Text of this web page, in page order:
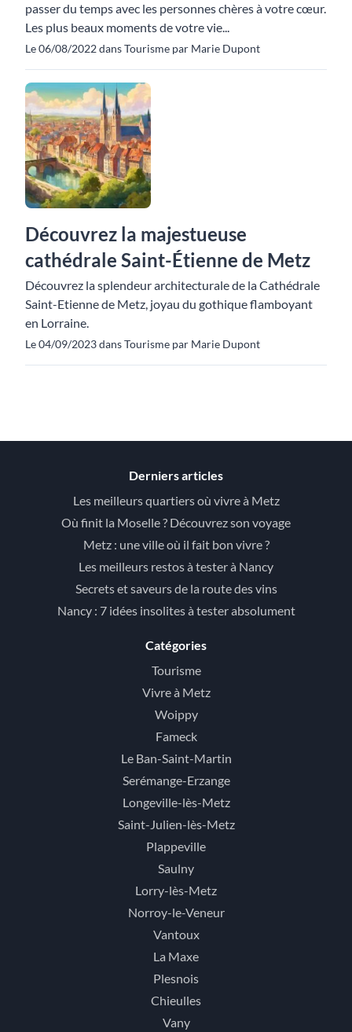
passer du temps avec les personnes chères à votre cœur.
Les plus beaux moments de votre vie...
Le 06/08/2022 dans Tourisme par Marie Dupont
Découvrez la majestueuse
cathédrale Saint-Étienne de Metz
Découvrez la splendeur architecturale de la Cathédrale
Saint-Etienne de Metz, joyau du gothique flamboyant
en Lorraine.
Le 04/09/2023 dans Tourisme par Marie Dupont
Derniers articles
Les meilleurs quartiers où vivre à Metz
Où finit la Moselle ? Découvrez son voyage
Metz : une ville où il fait bon vivre ?
Les meilleurs restos à tester à Nancy
Secrets et saveurs de la route des vins
Nancy : 7 idées insolites à tester absolument
Catégories
Tourisme
Vivre à Metz
Woippy
Fameck
Le Ban-Saint-Martin
Serémange-Erzange
Longeville-lès-Metz
Saint-Julien-lès-Metz
Plappeville
Saulny
Lorry-lès-Metz
Norroy-le-Veneur
Vantoux
La Maxe
Plesnois
Chieulles
Vany